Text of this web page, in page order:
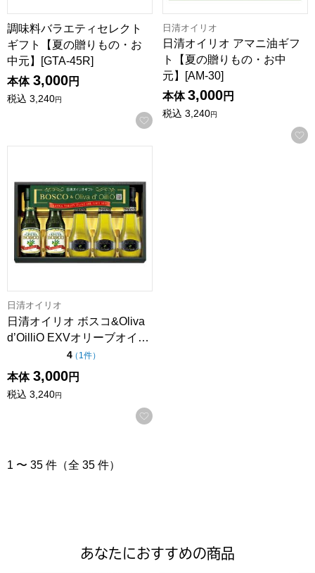
調味料バラエティセレクト
ギフト【夏の贈りもの・お
中元】[GTA-45R]
本体 3,000円
税込 3,240円
お気に入りに登録する
日清オイリオ
日清オイリオ アマニ油ギフ
ト【夏の贈りもの・お中
元】[AM-30]
本体 3,000円
税込 3,240円
日清オイリオ
日清オイリオ ボスコ&Oliva
d’OilliO EXVオリーブオイ…
4点（5点満点中）
（ 1件の評価
）
本体 3,000円
税込 3,240円
お気に入りに登録する
1 〜 35 件（全 35 件）
あなたにおすすめの商品